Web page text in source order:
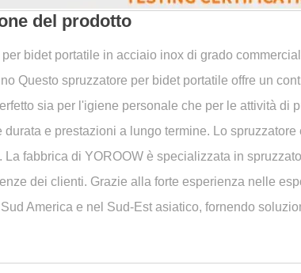
del prodotto
per bidet portatile in acciaio inox di grado
Questo spruzzatore per bidet portatile offre un
sia per l'igiene personale che per le attività
durata e prestazioni a lungo termine. Lo
La fabbrica di YOROOW è specializzata in
dei clienti. Grazie alla forte esperienza nelle
America e nel Sud-Est asiatico, fornendo